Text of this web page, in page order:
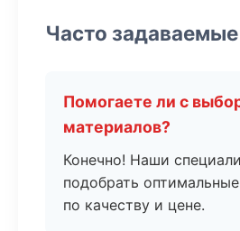
Часто
Помогаете ли с
материалов?
Конечно! Наши
подобрать
по качеству и цене.